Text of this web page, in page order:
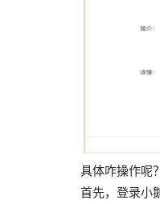
具体咋操作呢
首先，登录小